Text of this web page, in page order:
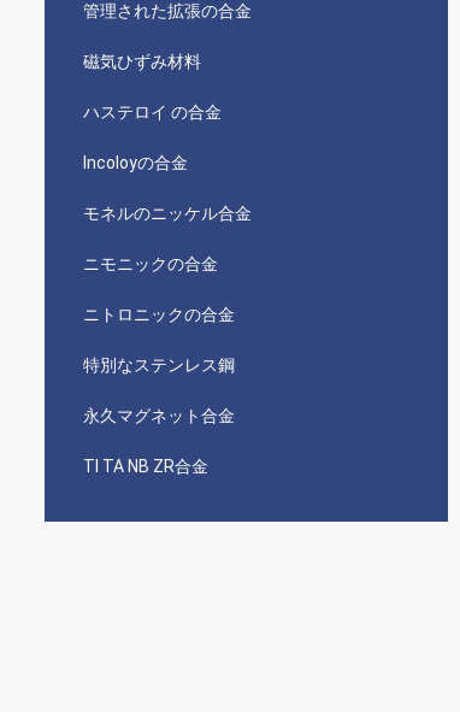
管理された拡張の合金
磁気ひずみ材料
ハステロイ の合金
Incoloyの合金
モネルのニッケル合金
ニモニックの合金
ニトロニックの合金
特別なステンレス鋼
永久マグネット合金
TI TA NB ZR合金